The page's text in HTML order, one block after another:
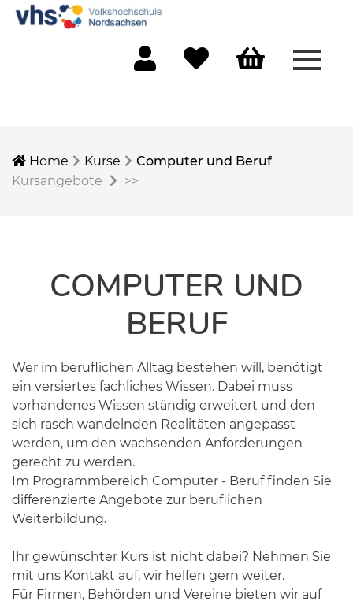
Home Kurse
Computer und Beruf
Kursangebote
>>
COMPUTER UND
BERUF
Wer im beruflichen Alltag bestehen will, benötigt
ein versiertes fachliches Wissen. Dabei muss
vorhandenes Wissen ständig erweitert und den
sich rasch wandelnden Realitäten angepasst
werden, um den wachsenden Anforderungen
gerecht zu werden.
Im Programmbereich Computer - Beruf finden Sie
differenzierte Angebote zur beruflichen
Weiterbildung.
Ihr gewünschter Kurs ist nicht dabei? Nehmen Sie
mit uns Kontakt auf, wir helfen gern weiter.
Für Firmen, Behörden und Vereine bieten wir auf